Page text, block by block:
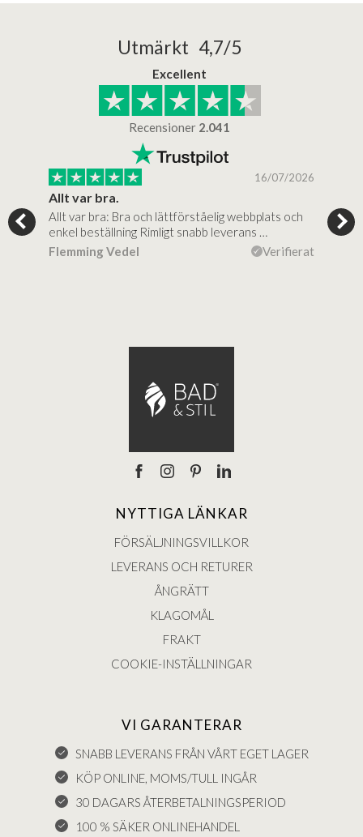
Utmärkt 4,7/5
Excellent
Recensioner 2.041
16/07/2026
Allt var bra.
Allt var bra: Bra och lättförståelig webbplats och
enkel beställning Rimligt snabb leverans …
Flemming Vedel
Verifierat
Jag
NYTTIGA LÄNKAR
FÖRSÄLJNINGSVILLKOR
LEVERANS OCH RETURER
ÅNGRÄTT
KLAGOMÅL
FRAKT
COOKIE-INSTÄLLNINGAR
VI GARANTERAR
SNABB LEVERANS FRÅN VÅRT EGET LAGER
KÖP ONLINE, MOMS/TULL INGÅR
30 DAGARS ÅTERBETALNINGSPERIOD
100 % SÄKER ONLINEHANDEL